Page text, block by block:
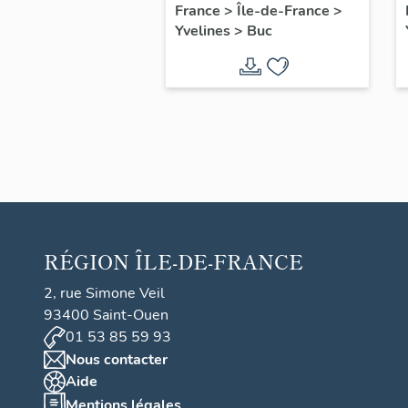
filles, actuellement
annexe de la mairie
France > Île-de-France >
Yvelines> Buc
RÉGION ÎLE-DE-FRANCE
2, rue Simone Veil
93400 Saint-Ouen
01 53 85 59 93
Nous contacter
Aide